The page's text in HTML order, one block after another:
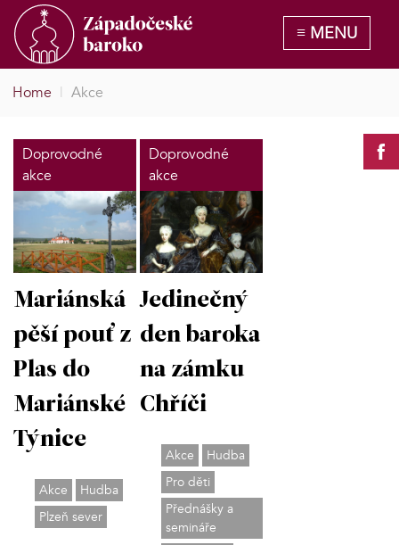
Home | Akce
Doprovodné
akce
Mariánská
pěší pouť z
Plas do
Mariánské
Týnice
Akce
Hudba
Plzeň sever
Doprovodné
akce
Jedinečný
den baroka
na zámku
Chříči
Akce
Hudba
Pro děti
Přednášky a
semináře